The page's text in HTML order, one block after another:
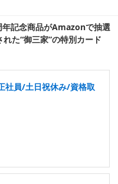
記念商品がAmazonで抽選
た“御三家”の特別カード
社員/土日祝休み/資格取